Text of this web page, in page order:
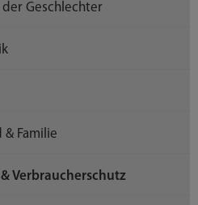
Geschlechter
& Familie
Verbraucherschutz